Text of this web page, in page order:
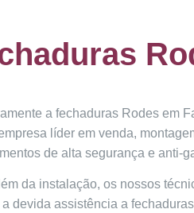
a fechaduras Rodes em
líder em venda,
de alta segurança e anti-
da instalação, os nossos
a devida assistência a